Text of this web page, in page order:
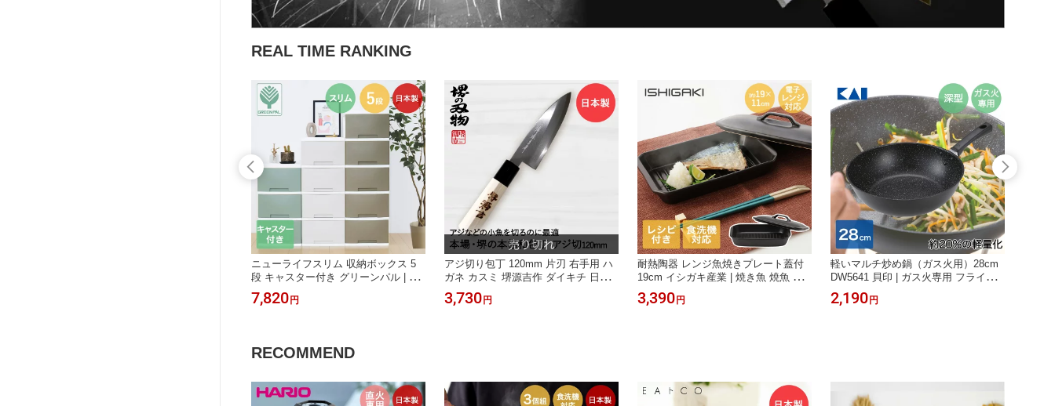
REAL TIME RANKING
ニューライフスリム 収納ボックス 5
段 キャスター付き グリーンパル | 収
納 ボックス チェスト 洋服タンス 引
き出し ケース 洋服収納ケース 収納bo
テリア
7,820 円
アジ切り包丁 120mm 片刃 右手用 ハ
ガネ カスミ 堺源吉作 ダイキチ 日本
製 | アジ切 包丁 堺刃物 堺市 伝統 ブ
ランド 出刃 魚 刺身 うろこ取り 骨抜
3,730 円
耐熱陶器 レンジ魚焼きプレート蓋付
19cm イシガキ産業 | 焼き魚 焼魚 調
理 プレート 電子レンジ オーブン 魚
焼き 調理器 魚 焼ける 簡単 ほったら
3,390 円
軽いマルチ炒め鍋（ガス火用）28cm
DW5641 貝印 | ガス火専用 フライパ
ン 軽い 軽量 調理器具 時短 深型 キッ
チン 炒め物 調理 ガス ガス火 直火 深
2,190 円
RECOMMEND